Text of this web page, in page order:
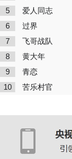
5 爱人同志
6 过界
7 飞哥战队
8 黄大年
9 青恋
10 苦乐村官